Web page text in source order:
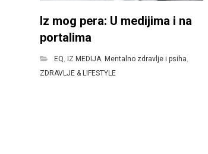
Iz mog pera: U medijima i na
portalima
EQ ,IZ MEDIJA ,Mentalno zdravlje i psiha
ZDRAVLJE & LIFESTYLE